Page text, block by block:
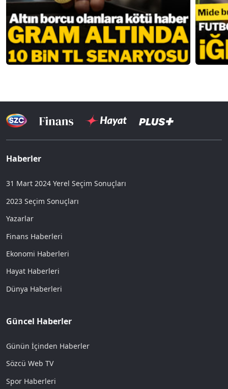
Haberler
31 Mart 2024 Yerel Seçim Sonuçları
2023 Seçim Sonuçları
Yazarlar
Finans Haberleri
Ekonomi Haberleri
Hayat Haberleri
Dünya Haberleri
Güncel Haberler
Günün İçinden Haberler
Sözcü Web TV
Spor Haberleri